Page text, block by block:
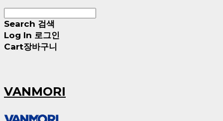
Search 검색
Log In 로그인
Cart장바구니
VANMORI